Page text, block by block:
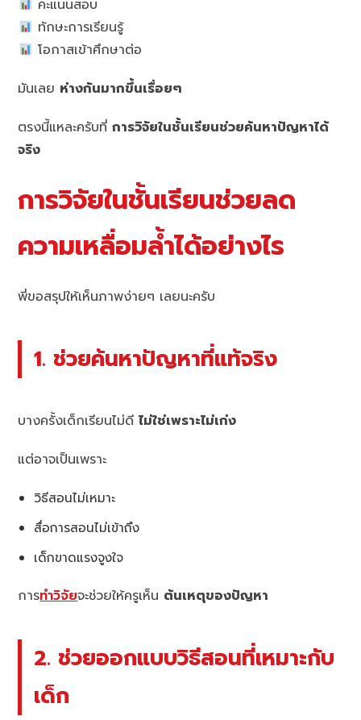
คะแนนสอบ
ทักษะการเรียนรู้
โอกาสเข้าศึกษาต่อ
มันเลย ห่างกันมากขึ้นเรื่อยๆ
ตรงนี้แหละครับที่การวิจัยในชั้นเรียนช่วยค้นหาปัญหาได้
จริง
การวิจัยในชั้นเรียนช่วยลด
ความเหลื่อมล้ำได้อย่างไร
พี่ขอสรุปให้เห็นภาพง่ายๆ เลยนะครับ
1. ช่วยค้นหาปัญหาที่แท้จริง
บางครั้งเด็กเรียนไม่ดีไม่ใช่เพราะไม่เก่ง
แต่อาจเป็นเพราะ
วิธีสอนไม่เหมาะ
สื่อการสอนไม่เข้าถึง
เด็กขาดแรงจูงใจ
การทำวิจัยจะช่วยให้ครูเห็น ต้นเหตุของปัญหา
2. ช่วยออกแบบวิธีสอนที่เหมาะกับ
เด็ก